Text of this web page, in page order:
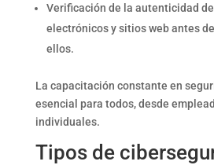
Verificación de la autenticidad
electrónicos y sitios web antes
ellos.
La capacitación constante en
esencial para todos, desde
individuales.
Tipos de